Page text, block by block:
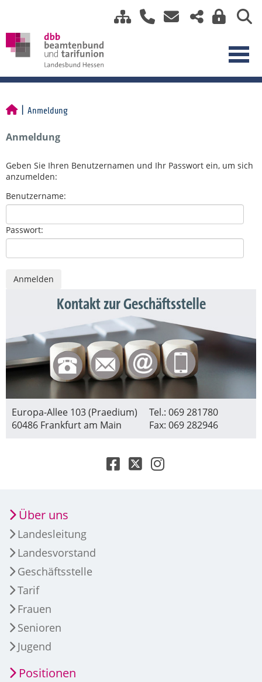
Anmeldung
Anmeldung
Geben Sie Ihren Benutzernamen und Ihr Passwort ein, um sich
anzumelden:
Benutzername:
Passwort:
Kontakt zur Geschäftsstelle
Europa-Allee 103 (Praedium)
60486 Frankfurt am Main
Tel.: 069 281780
Fax: 069 282946
Über uns
Landesleitung
Landesvorstand
Geschäftsstelle
Tarif
Frauen
Senioren
Jugend
Positionen